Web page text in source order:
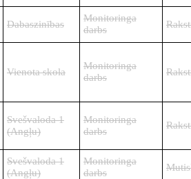
Dabaszinības
Monitoringa
darbs
Vienota skola
Monitoringa
darbs
Svešvaloda 1
(Angļu)
Monitoringa
darbs
Svešvaloda 1
(Angļu)
Monitoringa
darbs